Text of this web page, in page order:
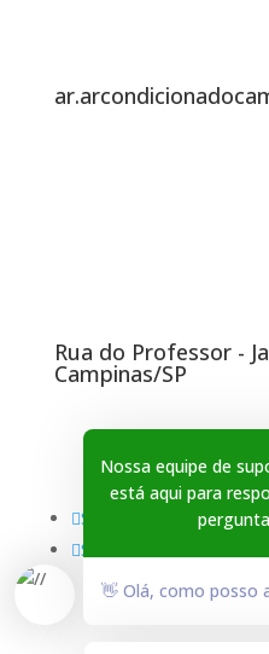
Rua do Professor -
Campinas/SP
Redes Sociais
Seguir
Seguir
Nossa equipe de
está aqui para
👋 Olá, como posso